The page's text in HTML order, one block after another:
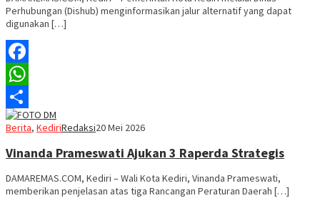
Perhubungan (Dishub) menginformasikan jalur alternatif yang dapat
digunakan […]
Facebook
WhatsApp
Share
Berita, KediriRedaksi20 Mei 2026
Vinanda Prameswati Ajukan 3 Raperda Strategis
DAMAREMAS.COM, Kediri – Wali Kota Kediri, Vinanda Prameswati,
memberikan penjelasan atas tiga Rancangan Peraturan Daerah […]